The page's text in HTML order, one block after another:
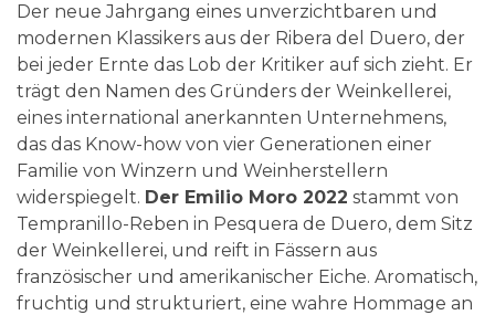
Der neue Jahrgang eines unverzichtbaren und
modernen Klassikers aus der Ribera del Duero, der
bei jeder Ernte das Lob der Kritiker auf sich zieht. Er
trägt den Namen des Gründers der Weinkellerei,
eines international anerkannten Unternehmens,
das das Know-how von vier Generationen einer
Familie von Winzern und Weinherstellern
widerspiegelt. Der Emilio Moro 2022 stammt von
Tempranillo-Reben in Pesquera de Duero, dem Sitz
der Weinkellerei, und reift in Fässern aus
französischer und amerikanischer Eiche. Aromatisch,
fruchtig und strukturiert, eine wahre Hommage an